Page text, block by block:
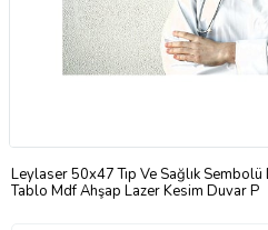
Leylaser 50x47 Tıp Ve Sağlık
Tablo Mdf Ahşap Lazer Kesim Duvar P